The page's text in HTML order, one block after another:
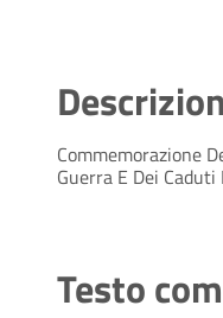
Commemorazione
Guerra E Dei
Testo